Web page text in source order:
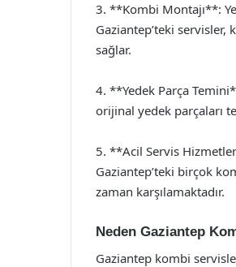
3. **Kombi Montajı**:
Gaziantep’teki
sağlar.
4. **Yedek Parça
orijinal yedek parçaları
5. **Acil Servis
Gaziantep’teki birçok
zaman karşılamaktadır.
Neden Gaziantep
Gaziantep kombi